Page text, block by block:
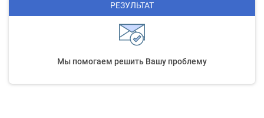
РЕЗУЛЬТАТ
Мы помогаем решить Вашу проблему